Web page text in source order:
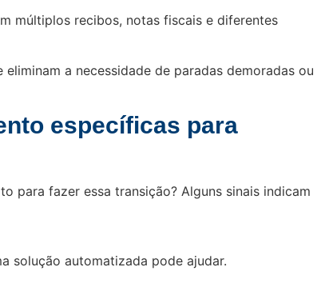
múltiplos recibos, notas fiscais e diferentes
a necessidade de paradas demoradas ou
específicas para
para fazer essa transição? Alguns sinais indicam
solução automatizada pode ajudar.